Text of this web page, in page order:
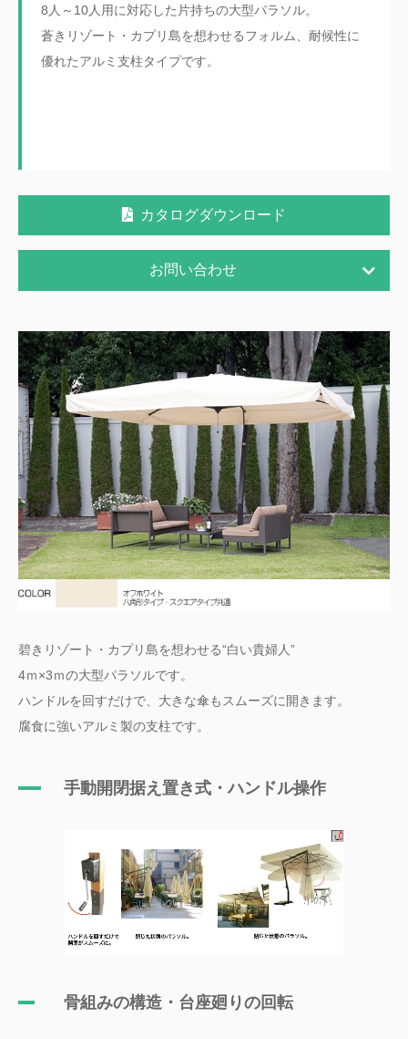
8人～10人用に対応した片持ちの大型パラソル。
蒼きリゾート・カプリ島を想わせるフォルム、耐候性に
優れたアルミ支柱タイプです。
カタログダウンロード
お問い合わせ
碧きリゾート・カプリ島を想わせる“白い貴婦人”
4ｍ×3ｍの大型パラソルです。
ハンドルを回すだけで、大きな傘もスムーズに開きます。
腐食に強いアルミ製の支柱です。
手動開閉据え置き式・ハンドル操作
骨組みの構造・台座廻りの回転